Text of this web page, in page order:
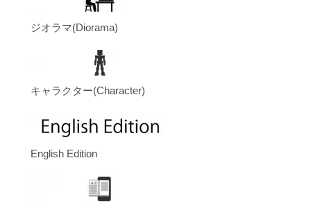
ジオラマ(Diorama)
キャラクター(Character)
English Edition